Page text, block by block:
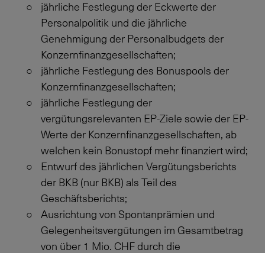
jährliche Festlegung der Eckwerte der
Personalpolitik und die jährliche
Genehmigung der Personalbudgets der
Konzernfinanzgesellschaften;
jährliche Festlegung des Bonuspools der
Konzernfinanzgesellschaften;
jährliche Festlegung der
vergütungsrelevanten EP-Ziele sowie der EP-
Werte der Konzernfinanzgesellschaften, ab
welchen kein Bonustopf mehr finanziert wird;
Entwurf des jährlichen Vergütungsberichts
der BKB (nur BKB) als Teil des
Geschäftsberichts;
Ausrichtung von Spontanprämien und
Gelegenheitsvergütungen im Gesamtbetrag
von über 1 Mio. CHF durch die